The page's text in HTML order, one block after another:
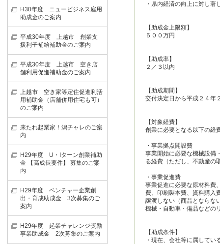
・県内経済の向上に対し著
【助成金上限額】
５００万円
【助成率】
２／３以内
【助成期間】
交付決定日から平成２４年
【対象経費】
創業に必要となる以下の経
・事業拠点開設費
事業開始に必要な機械設備
る経費（ただし、不動産の
・事業促進費
事業促進に必要な原材料費
費、印刷製本費、資料購入
譲渡しない（商品とならな
機械・自動車・備品などの
【助成条件】
・現在、会社等に属して
H30年度 ニュービジネス雇用
助成金のご案内
平成30年度 上越市 創業支
援利子補給補助金のご案内
平成30年度 上越市 空き店
舗利用促進補助金のご案内
上越市 空き家等定住促進利活
用補助金（店舗併用住宅も可）
のご案内
来たれ起業家！潟チャレのご案
内
H29年度 U・Iターン創業補助
金 【高成長要件】 募集のご案
内
H29年度 ベンチャー企業創
出・育成助成金 3次募集のご
案内
H29年度 起業チャレンジ奨励
事業助成金 2次募集のご案内